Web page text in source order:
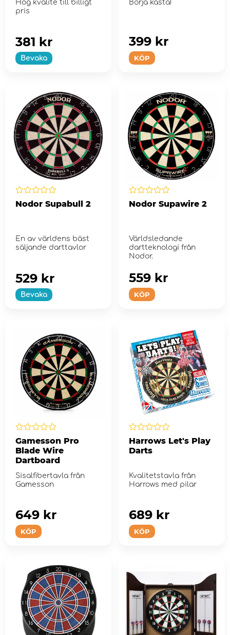
Hög kvalité till billigt
pris
Bevaka
381 kr
Börja kasta!
KÖP
399 kr
Nodor Supabull 2
En av världens bäst
säljande darttavlor
Bevaka
529 kr
Nodor Supawire 2
Världsledande
dartteknologi från
Nodor.
KÖP
559 kr
Gamesson Pro
Blade Wire
Dartboard
Sisalfibertavla från
Gamesson
KÖP
649 kr
Harrows Let's Play
Darts
Kvalitetstavla från
Harrows med pilar
KÖP
689 kr